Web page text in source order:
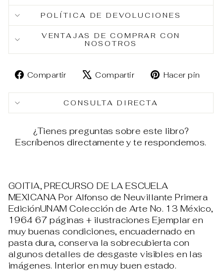
POLÍTICA DE DEVOLUCIONES
VENTAJAS DE COMPRAR CON
NOSOTROS
Compartir
Compartir
Facebook
Compartir
Tuitear
X
Hacer pin
CONSULTA DIRECTA
¿Tienes preguntas sobre este libro?
Escríbenos directamente y te respondemos.
GOITIA, PRECURSO DE LA ESCUELA
MEXICANA Por Alfonso de Neuvillante Primera
EdiciónUNAM Colección de Arte No. 13 México,
1964 67 páginas + ilustraciones Ejemplar en
muy buenas condiciones, encuadernado en
pasta dura, conserva la sobrecubierta con
algunos detalles de desgaste visibles en las
imágenes. Interior en muy buen estado.